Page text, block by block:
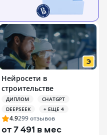
Нейросети в
строительстве
ДИПЛОМ
CHATGPT
DEEPSEEK
+ ЕЩЕ 4
4.9299отзывов
от7 491 в мес